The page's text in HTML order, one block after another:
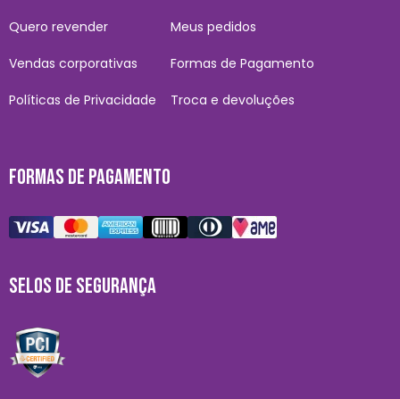
Quero revender
Vendas corporativas
Políticas de Privacidade
Meus pedidos
Formas de Pagamento
Troca e devoluções
FORMAS DE PAGAMENTO
SELOS DE SEGURANÇA